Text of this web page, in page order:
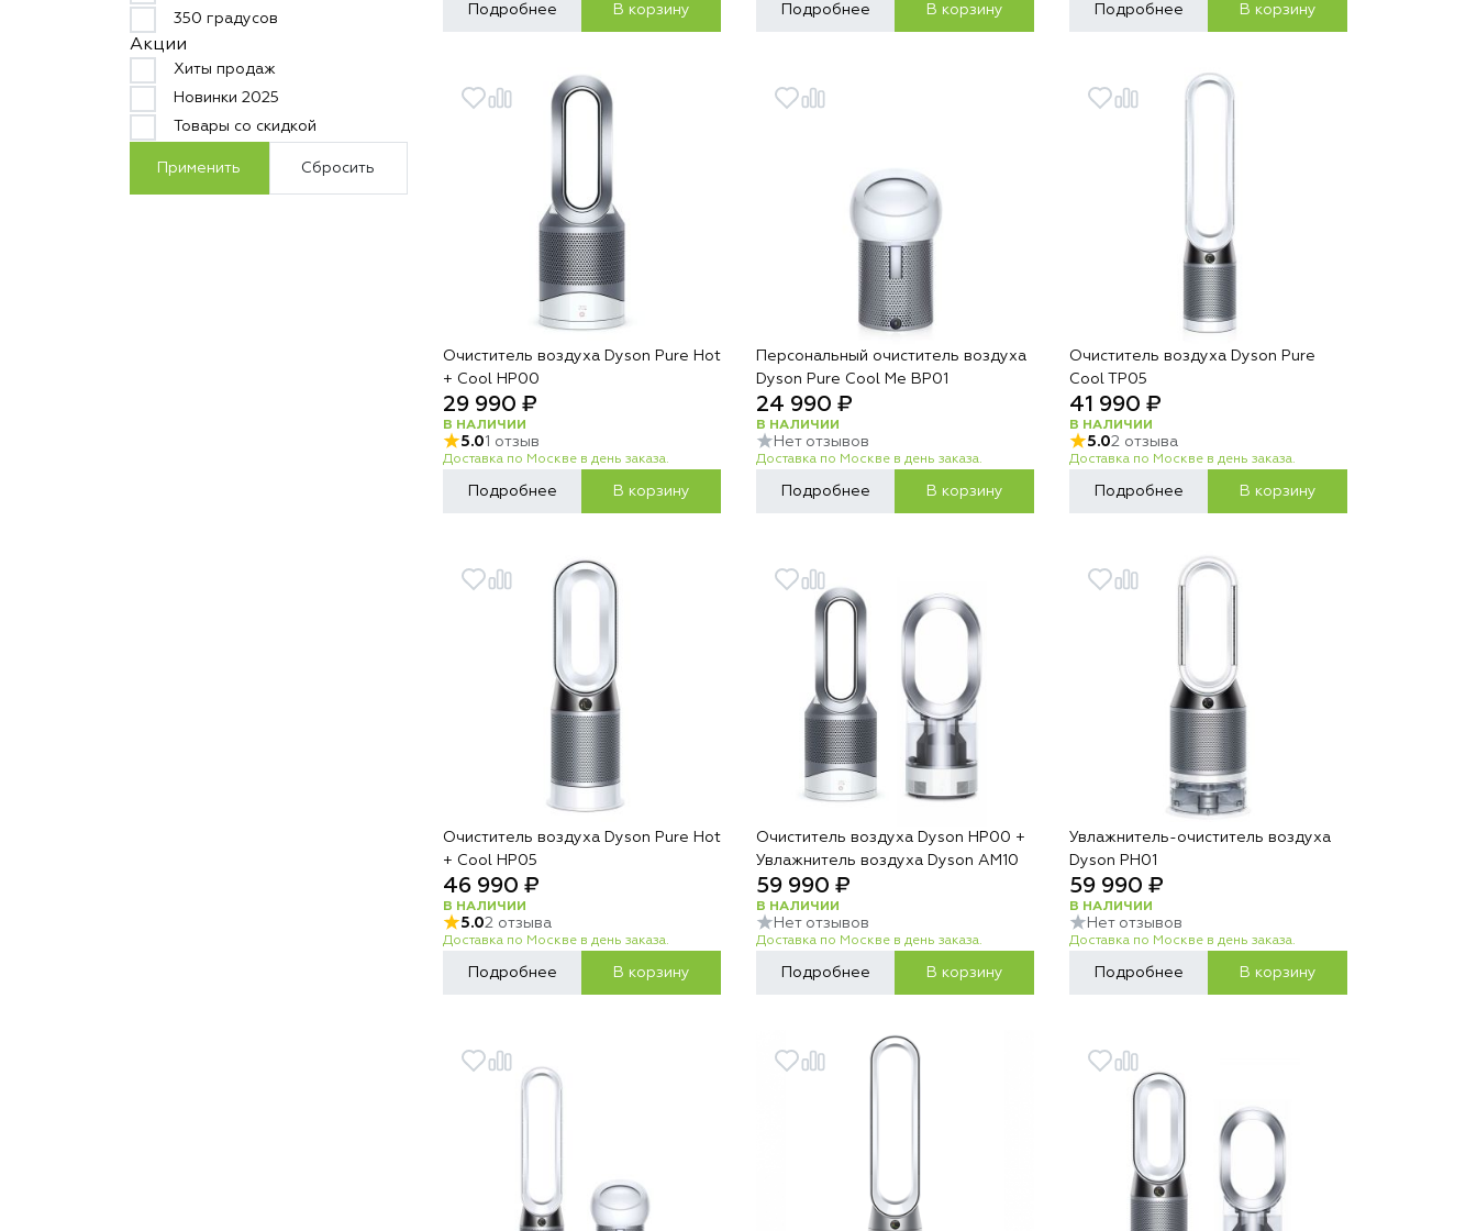
350 градусов
Акции
Хиты продаж
Новинки 2025
Товары со скидкой
Применить Сбросить
Подробнее В корзину Подробнее В корзину Подробнее В корзину
Очиститель воздуха Dyson Pure Hot
+ Cool HP00
29 990 ₽
В НАЛИЧИИ
5.01 отзыв
Доставка по Москве в день заказа.
Подробнее В корзину
Персональный очиститель воздуха
Dyson Pure Cool Me BP01
24 990 ₽
В НАЛИЧИИ
Нет отзывов
Доставка по Москве в день заказа.
Подробнее В корзину
Очиститель воздуха Dyson Pure
Cool TP05
41 990 ₽
В НАЛИЧИИ
5.02 отзыва
Доставка по Москве в день заказа.
Подробнее В корзину
Очиститель воздуха Dyson Pure Hot
+ Cool HP05
46 990 ₽
В НАЛИЧИИ
5.02 отзыва
Доставка по Москве в день заказа.
Подробнее В корзину
Очиститель воздуха Dyson HP00 +
Увлажнитель воздуха Dyson AM10
59 990 ₽
В НАЛИЧИИ
Нет отзывов
Доставка по Москве в день заказа.
Подробнее В корзину
Увлажнитель-очиститель воздуха
Dyson PH01
59 990 ₽
В НАЛИЧИИ
Нет отзывов
Доставка по Москве в день заказа.
Подробнее В корзину